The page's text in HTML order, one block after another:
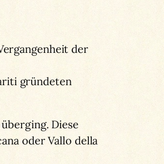
der
gründeten
Diese
oder Vallo della